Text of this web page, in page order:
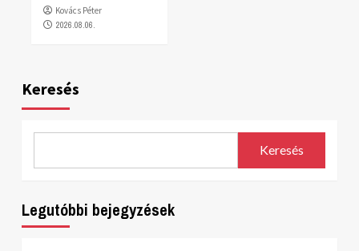
Kovács Péter
2026.08.06.
Keresés
Keresés
Legutóbbi bejegyzések